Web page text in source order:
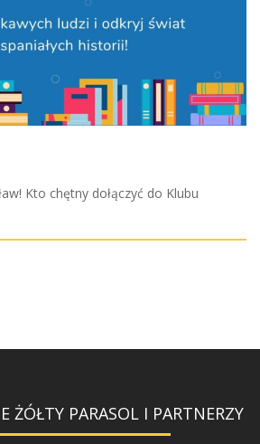
Kto chętny dołączyć do Klubu
ŻÓŁTY PARASOL I PARTNERZY